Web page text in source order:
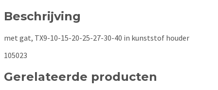
Beschrijving
met gat, TX9-10-15-20-25-27-30-40 in kunststof houder
105023
Gerelateerde producten